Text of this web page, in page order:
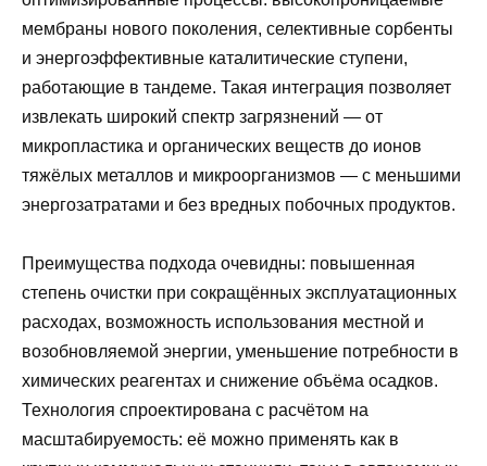
мембраны нового поколения, селективные сорбенты
и энергоэффективные каталитические ступени,
работающие в тандеме. Такая интеграция позволяет
извлекать широкий спектр загрязнений — от
микропластика и органических веществ до ионов
тяжёлых металлов и микроорганизмов — с меньшими
энергозатратами и без вредных побочных продуктов.
Преимущества подхода очевидны: повышенная
степень очистки при сокращённых эксплуатационных
расходах, возможность использования местной и
возобновляемой энергии, уменьшение потребности в
химических реагентах и снижение объёма осадков.
Технология спроектирована с расчётом на
масштабируемость: её можно применять как в